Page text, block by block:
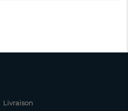
Livraison